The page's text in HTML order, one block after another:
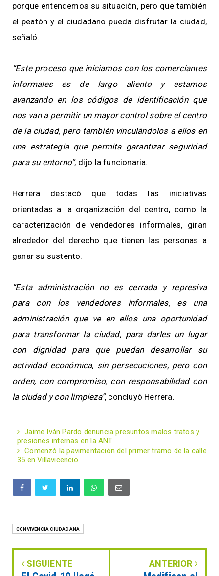
porque entendemos su situación, pero que también
el peatón y el ciudadano pueda disfrutar la ciudad,
señaló.
“Este proceso que iniciamos con los comerciantes
informales es de largo aliento y estamos
avanzando en los códigos de identificación que
nos van a permitir un mayor control sobre el centro
de la ciudad, pero también vinculándolos a ellos en
una estrategia que permita garantizar seguridad
para su entorno”, dijo la funcionaria.
Herrera destacó que todas las iniciativas
orientadas a la organización del centro, como la
caracterización de vendedores informales, giran
alrededor del derecho que tienen las personas a
ganar su sustento.
“Esta administración no es cerrada y represiva
para con los vendedores informales, es una
administración que ve en ellos una oportunidad
para transformar la ciudad, para darles un lugar
con dignidad para que puedan desarrollar su
actividad económica, sin persecuciones, pero con
orden, con compromiso, con responsabilidad con
la ciudad y con limpieza”, concluyó Herrera.
Jaime Iván Pardo denuncia presuntos malos tratos y
presiones internas en la ANT
Comenzó la pavimentación del primer tramo de la calle
35 en Villavicencio
CONVIVENCIA CIUDADANA
SIGUIENTE ANTERIOR